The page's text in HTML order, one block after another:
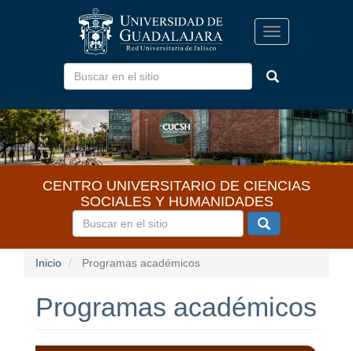
Toggle
navigation
CENTRO UNIVERSITARIO DE CIENCIAS
SOCIALES Y HUMANIDADES
Inicio Programas académicos
Programas académicos